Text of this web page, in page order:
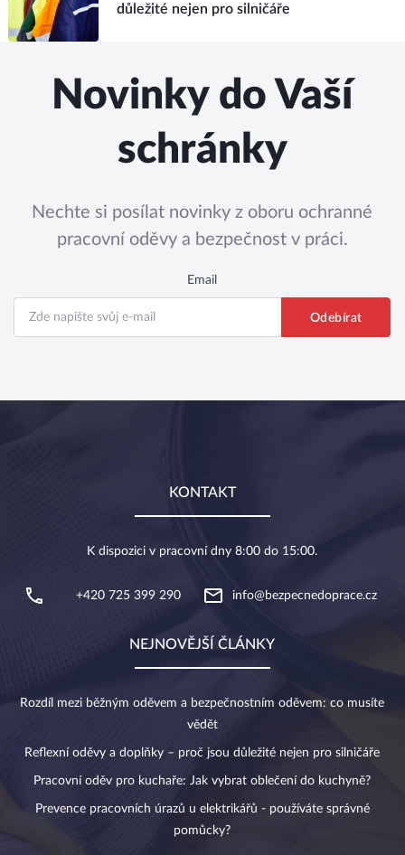
důležité nejen pro silničáře
Novinky do Vaší
schránky
Nechte si posílat novinky z oboru ochranné
pracovní oděvy a bezpečnost v práci.
Email
KONTAKT
K dispozici v pracovní dny 8:00 do 15:00.
+420 725 399 290 info@bezpecnedoprace.cz
NEJNOVĚJŠÍ ČLÁNKY
Rozdíl mezi běžným oděvem a bezpečnostním oděvem: co musíte
vědět
Reflexní oděvy a doplňky – proč jsou důležité nejen pro silničáře
Pracovní oděv pro kuchaře: Jak vybrat oblečení do kuchyně?
Prevence pracovních úrazů u elektrikářů - používáte správné
pomůcky?